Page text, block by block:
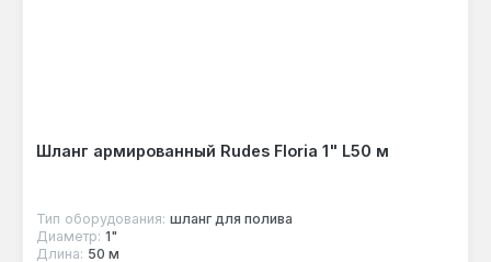
Шланг армированный Rudes Floria 1" L50 м
Тип оборудования: шланг для полива
Диаметр: 1"
Длина: 50 м